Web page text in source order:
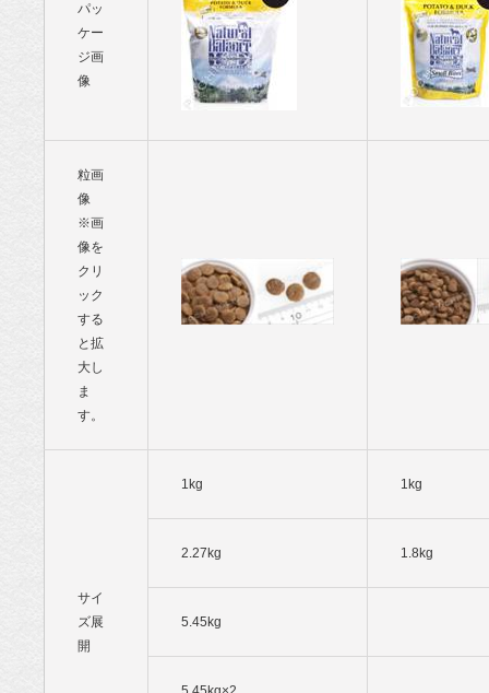
パッ
ケー
ジ画
像
粒画
像
※画
像を
クリ
ック
する
と拡
大し
ま
す。
サイ
ズ展
開
1kg 1kg
2.27kg 1.8kg
5.45kg